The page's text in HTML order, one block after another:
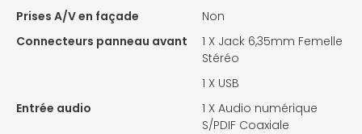
Prises A/V en façade
Non
Connecteurs panneau avant
1 X Jack 6,35mm Femelle
Stéréo
1 X USB
Entrée audio
1 X Audio numérique
S/PDIF Coaxiale